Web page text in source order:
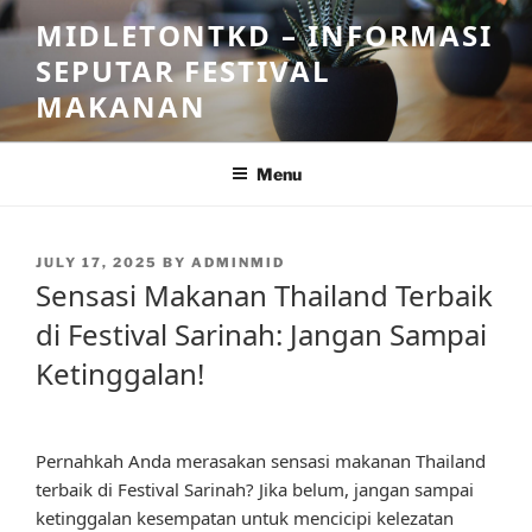
Skip
to
content
MIDLETONTKD – INFORMASI
SEPUTAR FESTIVAL
MAKANAN
Menu
POSTED
JULY 17, 2025 BY ADMINMID
Sensasi Makanan Thailand Terbaik
di Festival Sarinah: Jangan Sampai
Ketinggalan!
Pernahkah Anda merasakan sensasi makanan Thailand
terbaik di Festival Sarinah? Jika belum, jangan sampai
ketinggalan kesempatan untuk mencicipi kelezatan